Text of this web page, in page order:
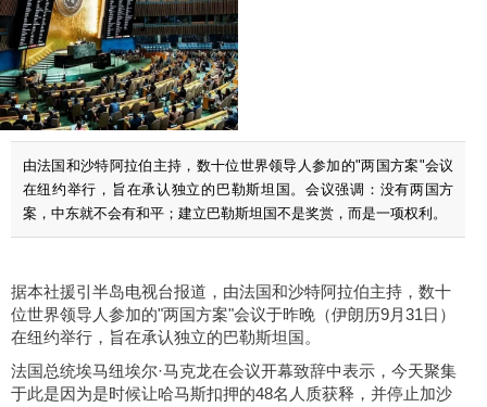
由法国和沙特阿拉伯主持，数十位世界领导人参加的"两国方案"会议
在纽约举行，旨在承认独立的巴勒斯坦国。会议强调：没有两国方
案，中东就不会有和平；建立巴勒斯坦国不是奖赏，而是一项权利。
据本社援引半岛电视台报道，由法国和沙特阿拉伯主持，数十
位世界领导人参加的"两国方案"会议于昨晚（伊朗历9月31日）
在纽约举行，旨在承认独立的巴勒斯坦国。
法国总统埃马纽埃尔·马克龙在会议开幕致辞中表示，今天聚集
于此是因为是时候让哈马斯扣押的48名人质获释，并停止加沙